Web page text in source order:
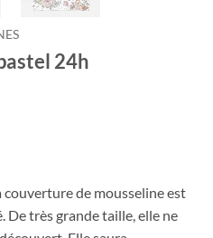
24h
couverture de mousseline est
très grande taille, elle ne